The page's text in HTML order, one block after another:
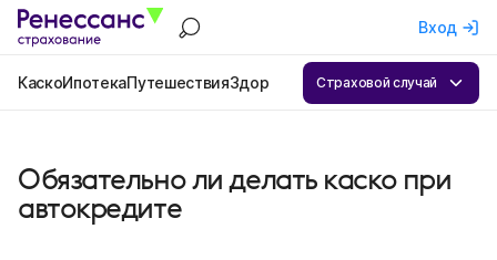
Вход
КаскоИпотекаПутешествияЗдоровье КвартираОСАГОБизнес
Страховой случай
Обязательно ли делать каско при
автокредите